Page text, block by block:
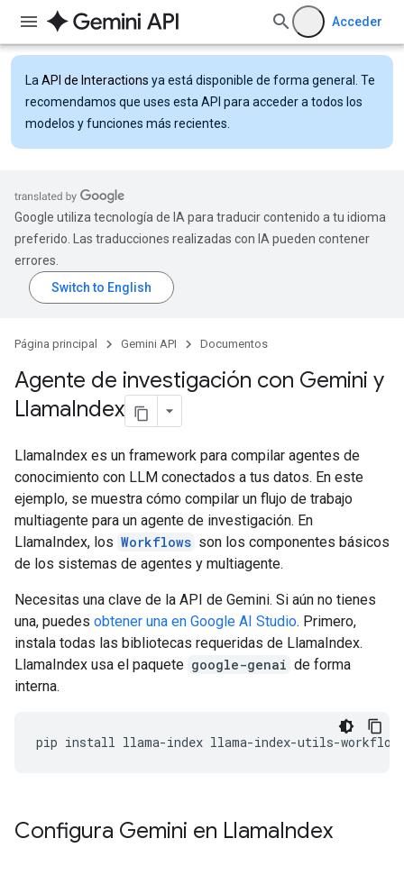
Acceder
La API de Interactions ya está disponible de forma general. Te
recomendamos que uses esta API para acceder a todos los
modelos y funciones más recientes.
Google utiliza tecnología de IA para traducir contenido a tu idioma
preferido. Las traducciones realizadas con IA pueden contener
errores.
Página principal Gemini API Documentos
Agente de investigación con Gemini y
LlamaIndex
LlamaIndex es un framework para compilar agentes de
conocimiento con LLM conectados a tus datos. En este
ejemplo, se muestra cómo compilar un flujo de trabajo
multiagente para un agente de investigación. En
LlamaIndex, los Workflows son los componentes básicos
de los sistemas de agentes y multiagente.
Necesitas una clave de la API de Gemini. Si aún no tienes
una, puedes obtener una en Google AI Studio. Primero,
instala todas las bibliotecas requeridas de LlamaIndex.
LlamaIndex usa el paquete google-genai de forma
interna.
pip install llama-index llama-index-utils-workflow
Configura Gemini en LlamaIndex